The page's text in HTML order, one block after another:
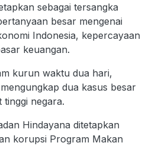
sebagai tersangka
besar mengenai
Indonesia, kepercayaan
keuangan.
kurun waktu dua hari,
dua kasus besar
tinggi negara.
Hindayana ditetapkan
korupsi Program Makan